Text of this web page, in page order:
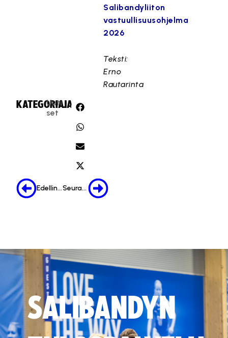
Salibandyliiton
vastuullisuusohjelma
2026
Teksti:
Erno
Rautarinta
KATEGORIA:
Uuti
set
JAA:
Edellinen Seuraava
SALIBANDYN